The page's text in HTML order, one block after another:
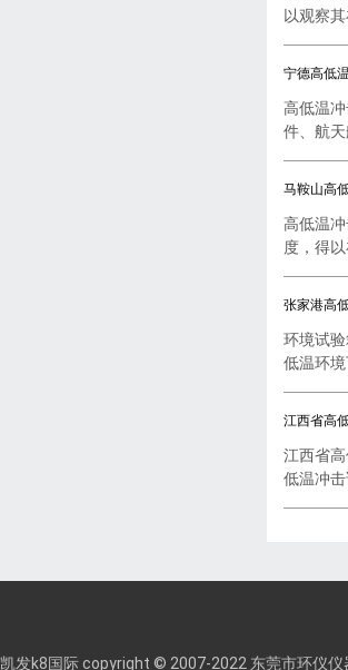
以观察
宁德高低
高低温
件、航
马鞍山高
高低温
度，得
张家港高
环境试
低温环
江西省高
江西省
低温冲
凯发k8国际 copyright © 2007-2022 东莞市环仪